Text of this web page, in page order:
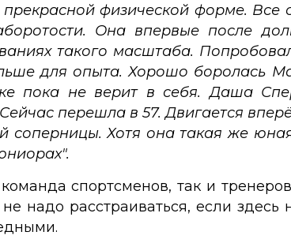
физической форме. Все
Она впервые после
такого масштаба.
для опыта. Хорошо боролась
пока не верит в себя. Даша
перешла в 57. Двигается
соперницы. Хотя она такая же
спортсменов, так и
надо расстраиваться, если